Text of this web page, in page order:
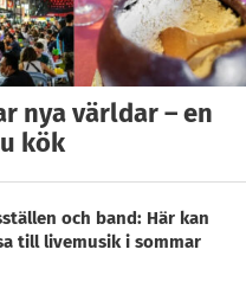
nya världar – en
kök
och band: Här kan
till livemusik i sommar